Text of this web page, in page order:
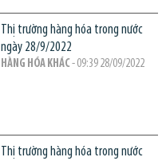
Thị trường hàng hóa trong nước
ngày 28/9/2022
HÀNG HÓA KHÁC - 09:39 28/09/2022
Thị trường hàng hóa trong nước